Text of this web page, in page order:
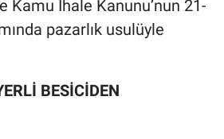
Kamu İhale Kanunu’nun 21-
pazarlık usulüyle
BESİCİDEN